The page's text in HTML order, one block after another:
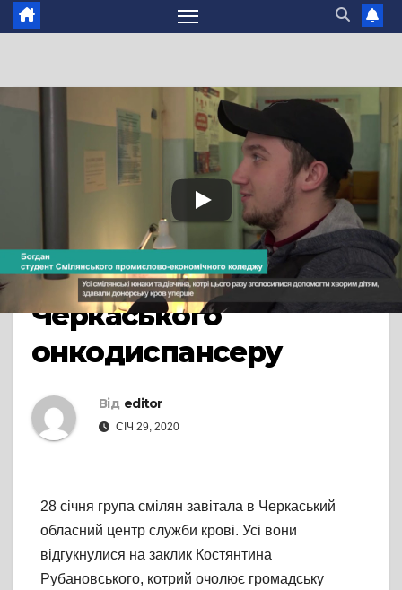
СМІЛА
Небайдужі сміляни
здавали кров для
пацієнтів дитячого
відділення
Черкаського
онкодиспансеру
Від editor
СІЧ 29, 2020
28 січня група смілян завітала в Черкаський
обласний центр служби крові. Усі вони
відгукнулися на заклик Костянтина
Рубановського, котрий очолює громадську